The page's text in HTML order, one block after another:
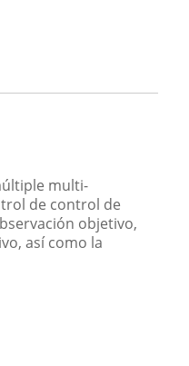
multi-
de control de
objetivo,
así como la